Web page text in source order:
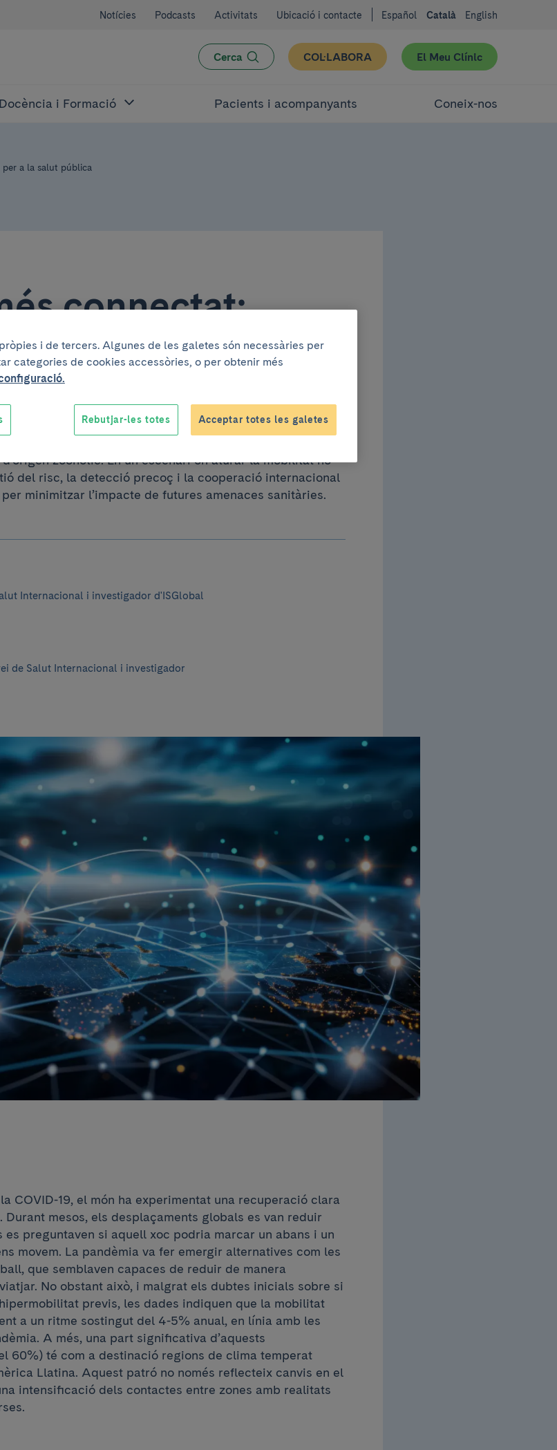
Notícies Podcasts Activitats Ubicació i contacte Español Català English
Cerca COL·LABORA El Meu Clínic
Docència i Formació Pacients i acompanyants Coneix-nos
a la salut pública
connectat:
la mobilitat global
pública
zoonòtic. En un escenari on aturar la mobilitat no
del risc, la detecció precoç i la cooperació internacional
minimitzar l’impacte de futures amenaces sanitàries.
Internacional i investigador d'ISGlobal
de Salut Internacional i investigador
COVID-19, el món ha experimentat una recuperació clara
mesos, els desplaçaments globals es van reduir
preguntaven si aquell xoc podria marcar un abans i un
movem. La pandèmia va fer emergir alternatives com les
que semblaven capaces de reduir de manera
No obstant això, i malgrat els dubtes inicials sobre si
previs, les dades indiquen que la mobilitat
a un ritme sostingut del 4-5% anual, en línia amb les
A més, una part significativa d’aquests
60%) té com a destinació regions de clima temperat
Llatina. Aquest patró no només reflecteix canvis en el
intensificació dels contactes entre zones amb realitats
i de tercers. Algunes de les galetes són necessàries per
categories de cookies accessòries, o per obtenir més
Rebutjar-les totes Acceptar totes les galetes